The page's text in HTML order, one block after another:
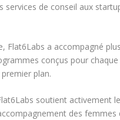
de conseil aux
Flat6Labs a accompagné
conçus pour
plan.
soutient activement
des